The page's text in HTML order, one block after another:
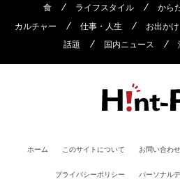
食 ライフスタイル から
カルチャー
仕事・人生 お出かけ
話題
国内ニュース
ホーム このサイトについて お問い合わせ
プライバシーポリシー パーソナル